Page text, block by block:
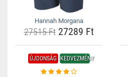
Hannah Morgana
27515 Ft27289 Ft
ÚJDONSÁG KEDVEZMÉNY